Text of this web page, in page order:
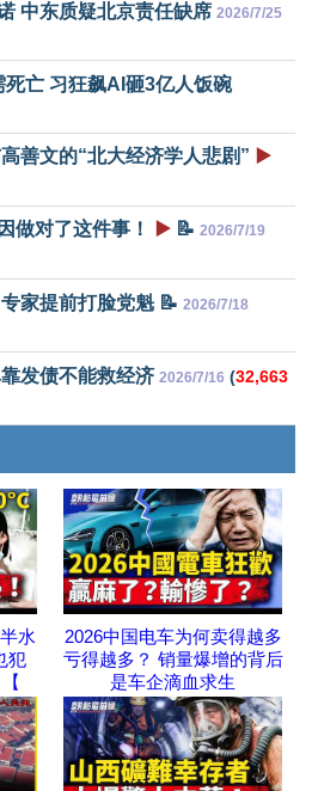
中东质疑北京责任缺席 2026/7/25
亡 习狂飙AI砸3亿人饭碗
善文的“北大经济学人悲剧” ▶️
做对了这件事！ ▶️ 📝 2026/7/19
家提前打脸党魁 📝 2026/7/18
发债不能救经济 2026/7/16 (32,663
水
犯
2026中国电车为何卖得越多
亏得越多？ 销量爆增的背后
是车企滴血求生